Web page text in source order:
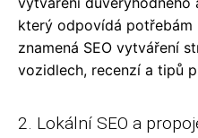
který odpovídá potřebám
znamená SEO vytváření
vozidlech, recenzí a tipů
2. Lokální SEO a